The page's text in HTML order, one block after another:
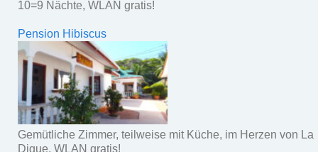
10=9 Nächte, WLAN gratis!
Pension Hibiscus
Gemütliche Zimmer, teilweise mit Küche, im Herzen von La
Digue, WLAN gratis!